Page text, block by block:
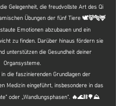
Gelegenheit, die freudvollste Art des Qi
Übungen der fünf Tiere 🕊🐻🐅🦌
Emotionen abzubauen und ein
zu finden. Darüber hinaus fördern sie
unterstützen die Gesundheit deiner
Organsysteme.
die faszinierenden Grundlagen der
Medizin eingeführt, insbesondere in das
oder „Wandlungsphasen“. 🔥🌊⛓🌳⛰️